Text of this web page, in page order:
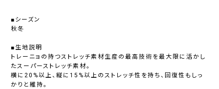
■シーズン
秋冬
■生地説明
トレーニョの持つストレッチ素材生産の最高技術を最大限に活かし
たスーパーストレッチ素材。
横に20%以上、縦に15%以上のストレッチ性を持ち、回復性もしっ
かりと維持。